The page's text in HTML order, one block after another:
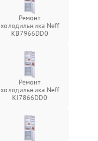
Ремонт
холодильника Neff
KB7966DD0
Ремонт
холодильника Neff
KI7866DD0